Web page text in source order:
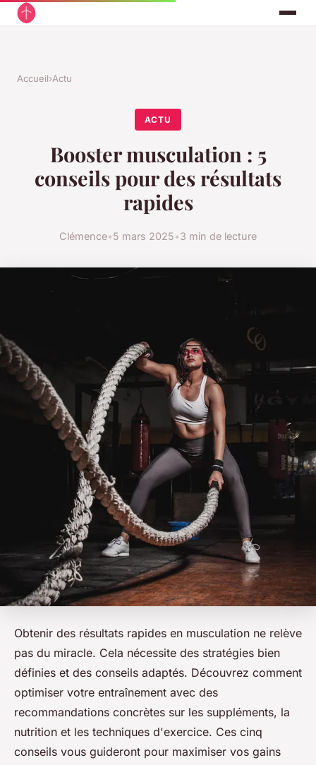
Accueil›Actu
ACTU
Booster musculation : 5
conseils pour des résultats
rapides
Clémence•5 mars 2025•3 min de lecture
Obtenir des résultats rapides en musculation ne relève
pas du miracle. Cela nécessite des stratégies bien
définies et des conseils adaptés. Découvrez comment
optimiser votre entraînement avec des
recommandations concrètes sur les suppléments, la
nutrition et les techniques d'exercice. Ces cinq
conseils vous guideront pour maximiser vos gains